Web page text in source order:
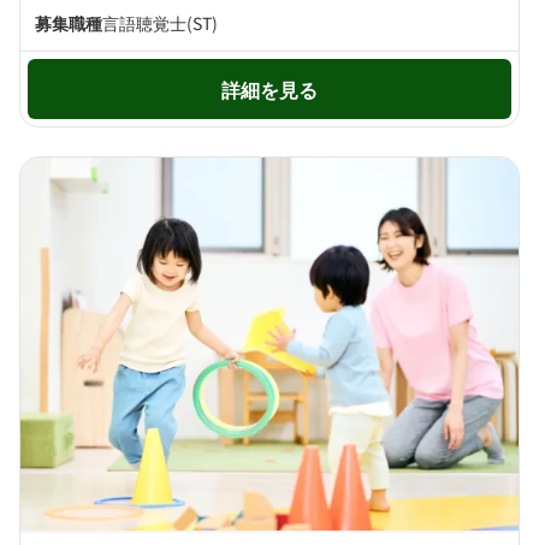
募集職種言語聴覚士(ST)
詳細を見る